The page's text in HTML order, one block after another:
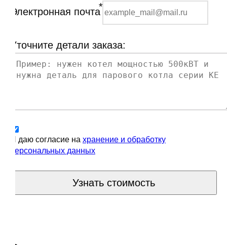
Электронная почта*
Уточните детали заказа:
Я даю согласие на хранение и обработку
персональных данных
Узнать стоимость